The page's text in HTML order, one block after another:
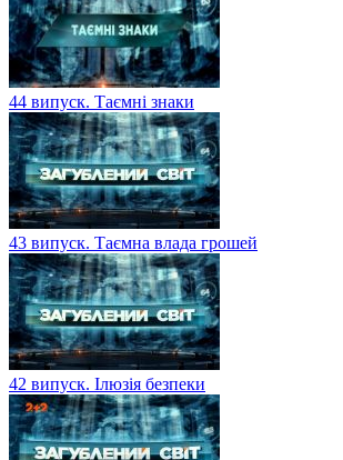
44 випуск. Таємні знаки
43 випуск. Таємна влада грошей
42 випуск. Ілюзія безпеки